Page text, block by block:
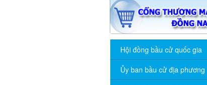
Hội đồng bầu cử quốc gia
Ủy ban bầu cử địa phương